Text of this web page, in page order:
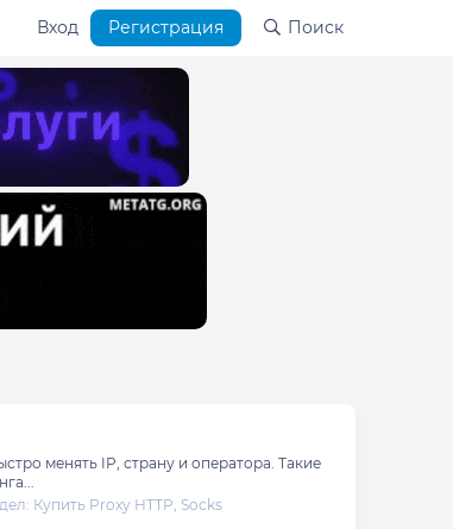
Вход Регистрация Поиск
менять IP, страну и оператора. Такие
Купить Proxy HTTP, Socks